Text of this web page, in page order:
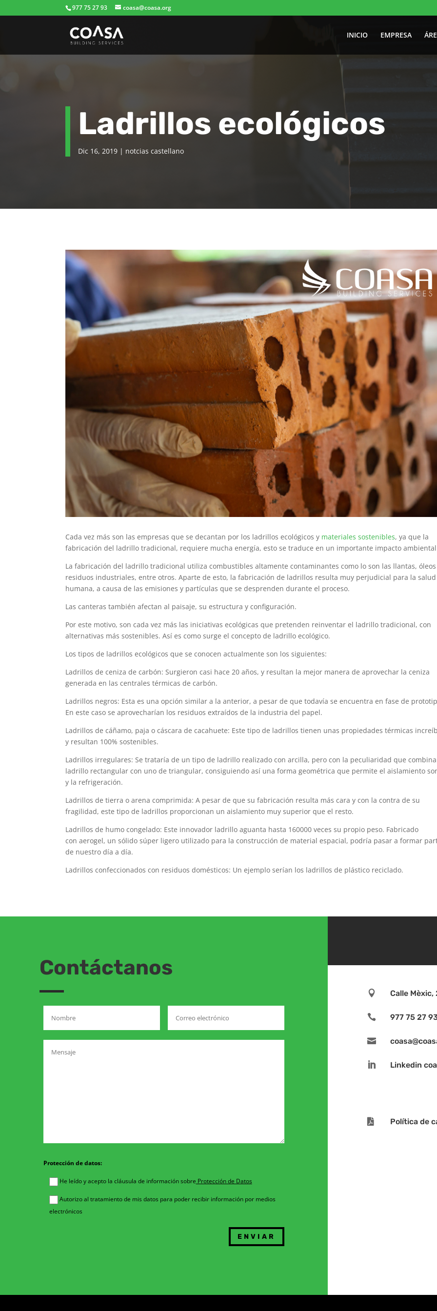
977 75 27 93 coasa@coasa.org
INICIO EMPRESA
Ladrillos ecológicos
Dic 16, 2019 | notcias castellano
Cada vez más son las empresas que se decantan por los ladrillos ecológicos y materiales sostenibles, ya que la
fabricación del ladrillo tradicional, requiere mucha energía, esto se traduce en un importante impacto
La fabricación del ladrillo tradicional utiliza combustibles altamente contaminantes como lo son las llantas,
residuos industriales, entre otros. Aparte de esto, la fabricación de ladrillos resulta muy perjudicial para la salud
humana, a causa de las emisiones y partículas que se desprenden durante el proceso.
Las canteras también afectan al paisaje, su estructura y configuración.
Por este motivo, son cada vez más las iniciativas ecológicas que pretenden reinventar el ladrillo tradicional, con
alternativas más sostenibles. Así es como surge el concepto de ladrillo ecológico.
Los tipos de ladrillos ecológicos que se conocen actualmente son los siguientes:
Ladrillos de ceniza de carbón: Surgieron casi hace 20 años, y resultan la mejor manera de aprovechar la ceniza
generada en las centrales térmicas de carbón.
Ladrillos negros: Esta es una opción similar a la anterior, a pesar de que todavía se encuentra en fase de
En este caso se aprovecharían los residuos extraídos de la industria del papel.
Ladrillos de cáñamo, paja o cáscara de cacahuete: Este tipo de ladrillos tienen unas propiedades térmicas
y resultan 100% sostenibles.
Ladrillos irregulares: Se trataría de un tipo de ladrillo realizado con arcilla, pero con la peculiaridad que
ladrillo rectangular con uno de triangular, consiguiendo así una forma geométrica que permite el aislamiento
y la refrigeración.
Ladrillos de tierra o arena comprimida: A pesar de que su fabricación resulta más cara y con la contra de su
fragilidad, este tipo de ladrillos proporcionan un aislamiento muy superior que el resto.
Ladrillos de humo congelado: Este innovador ladrillo aguanta hasta 160000 veces su propio peso. Fabricado
con aerogel, un sólido súper ligero utilizado para la construcción de material espacial, podría pasar a formar
de nuestro día a día.
Ladrillos confeccionados con residuos domésticos: Un ejemplo serían los ladrillos de plástico reciclado.
Contáctanos
Protección de datos:
He leído y acepto la cláusula de información sobre Protección de Datos
Autorizo al tratamiento de mis datos para poder recibir información por medios
electrónicos
 Calle
 977 75 27

 Linkedin
 Política de